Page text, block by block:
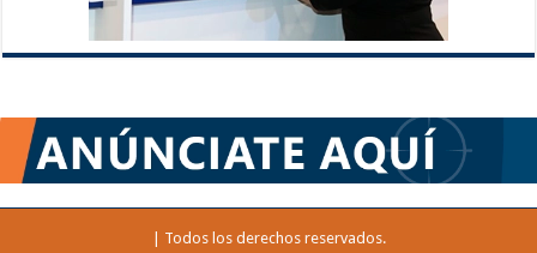
| Todos los derechos reservados.